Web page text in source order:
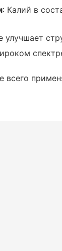
или
: Калий в
улучшает
всего